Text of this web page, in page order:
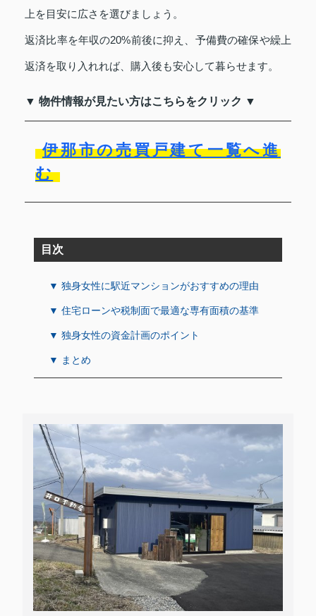
上を目安に広さを選びましょう。
返済比率を年収の20%前後に抑え、予備費の確保や繰上
返済を取り入れれば、購入後も安心して暮らせます。
▼ 物件情報が見たい方はこちらをクリック ▼
伊那市の売買戸建て一覧へ進
む
目次
▼ 独身女性に駅近マンションがおすすめの理由
▼ 住宅ローンや税制面で最適な専有面積の基準
▼ 独身女性の資金計画のポイント
▼ まとめ